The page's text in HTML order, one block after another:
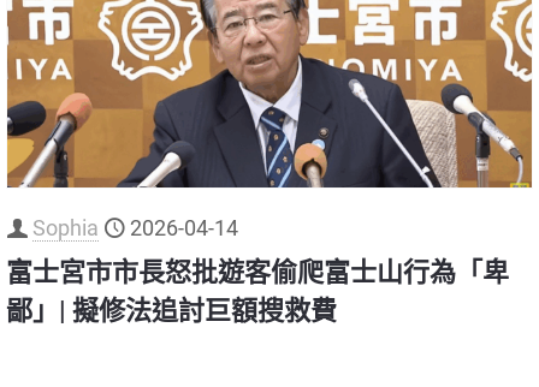
Sophia 2026-04-14
富士宮市市長怒批遊客偷爬富士山行為「卑
鄙」| 擬修法追討巨額搜救費